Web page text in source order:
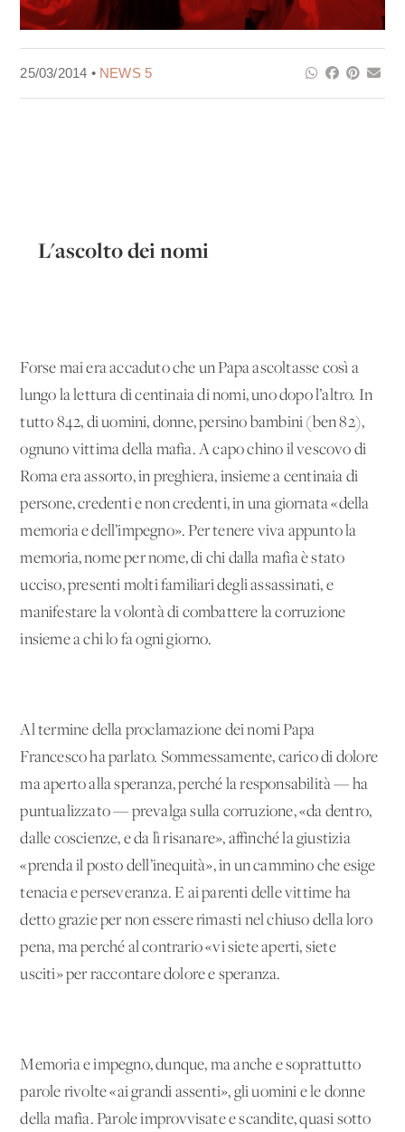
25/03/2014 • NEWS 5
L'ascolto dei nomi
Forse mai era accaduto che un Papa ascoltasse così a
lungo la lettura di centinaia di nomi, uno dopo l’altro. In
tutto 842, di uomini, donne, persino bambini (ben 82),
ognuno vittima della mafia. A capo chino il vescovo di
Roma era assorto, in preghiera, insieme a centinaia di
persone, credenti e non credenti, in una giornata «della
memoria e dell’impegno». Per tenere viva appunto la
memoria, nome per nome, di chi dalla mafia è stato
ucciso, presenti molti familiari degli assassinati, e
manifestare la volontà di combattere la corruzione
insieme a chi lo fa ogni giorno.
Al termine della proclamazione dei nomi Papa
Francesco ha parlato. Sommessamente, carico di dolore
ma aperto alla speranza, perché la responsabilità — ha
puntualizzato — prevalga sulla corruzione, «da dentro,
dalle coscienze, e da lì risanare», affinché la giustizia
«prenda il posto dell’inequità», in un cammino che esige
tenacia e perseveranza. E ai parenti delle vittime ha
detto grazie per non essere rimasti nel chiuso della loro
pena, ma perché al contrario «vi siete aperti, siete
usciti» per raccontare dolore e speranza.
Memoria e impegno, dunque, ma anche e soprattutto
parole rivolte «ai grandi assenti», gli uomini e le donne
della mafia. Parole improvvisate e scandite, quasi sotto